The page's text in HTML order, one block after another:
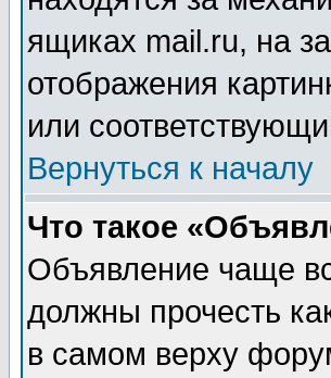
ящиках mail.ru, на
отображения
или
Вернуться к началу
Что такое
Объявление чаще
должны прочесть
в самом верху